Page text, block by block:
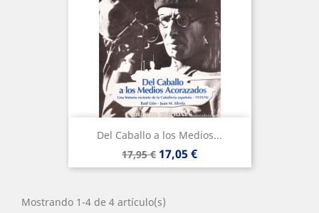
Del Caballo a los Medios...
Precio
base
17,95 € Precio
17,05 €
Mostrando 1-4 de 4 artículo(s)